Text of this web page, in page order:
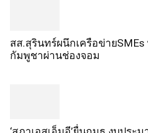
สส.สุรินทร์ผนึกเครือข่าย
กัมพูชาผ่านช่องจอม